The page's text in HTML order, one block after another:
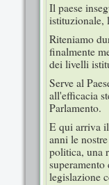
Il paese
istituzionale,
Riteniamo
finalmente
dei livelli
Serve al
all'efficacia
Parlamento.
E qui arriva
anni le
politica, una
legislazione